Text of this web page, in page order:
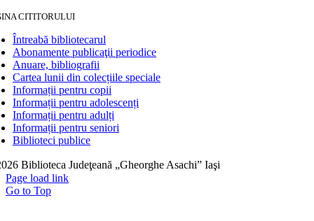
CITITORULUI
Întreabă bibliotecarul
Abonamente publicaţii periodice
Anuare, bibliografii
Cartea lunii din colecțiile speciale
Informații pentru copii
Informații pentru adolescenți
Informații pentru adulți
Informații pentru seniori
Biblioteci publice
Biblioteca Judeţeană „Gheorghe Asachi” Iaşi
Page load link
Go to Top